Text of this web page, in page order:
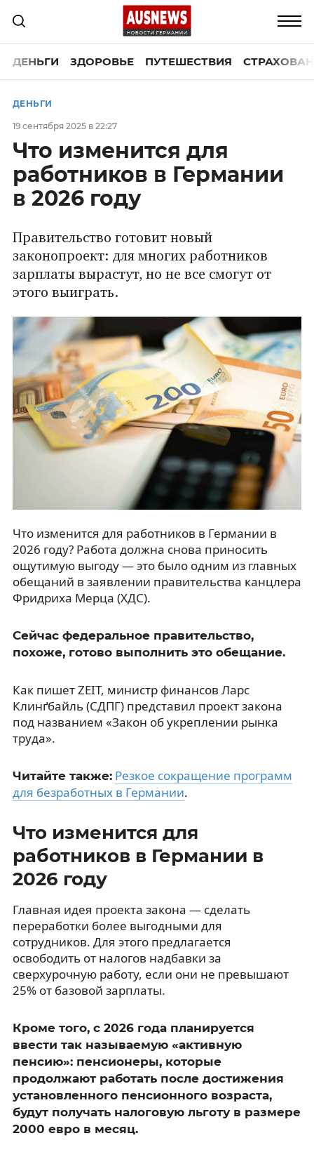
ДЕНЬГИ ЗДОРОВЬЕ ПУТЕШЕСТВИЯ
ДЕНЬГИ
19 сентября 2025 в 22:27
Что изменится для
работников в Германии
в 2026 году
Правительство готовит новый
законопроект: для многих работников
зарплаты вырастут, но не все смогут от
этого выиграть.
Что изменится для работников в Германии в
2026 году? Работа должна снова приносить
ощутимую выгоду — это было одним из главных
обещаний в заявлении правительства канцлера
Фридриха Мерца (ХДС).
Сейчас федеральное правительство,
похоже, готово выполнить это обещание.
Как пишет ZEIT, министр финансов Ларс
Клинґбайль (СДПГ) представил проект закона
под названием «Закон об укреплении рынка
труда».
Читайте также: Резкое сокращение программ
для безработных в Германии.
Что изменится для
работников в Германии в
2026 году
Главная идея проекта закона — сделать
переработки более выгодными для
сотрудников. Для этого предлагается
освободить от налогов надбавки за
сверхурочную работу, если они не превышают
25% от базовой зарплаты.
Кроме того, с 2026 года планируется
ввести так называемую «активную
пенсию»: пенсионеры, которые
продолжают работать после достижения
установленного пенсионного возраста,
будут получать налоговую льготу в размере
2000 евро в месяц.